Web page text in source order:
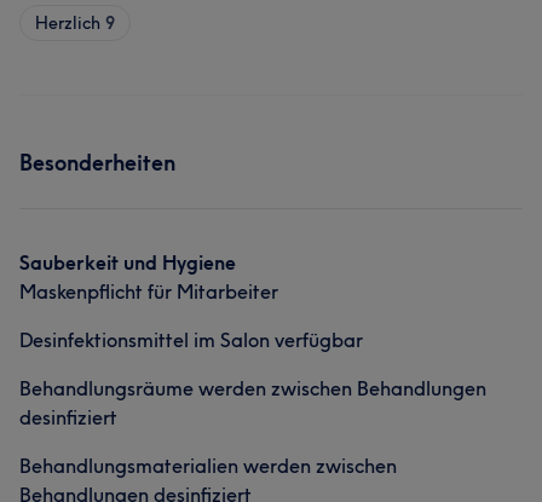
Herzlich 9
Besonderheiten
Sauberkeit und Hygiene
Maskenpflicht für Mitarbeiter
Desinfektionsmittel im Salon verfügbar
Behandlungsräume werden zwischen Behandlungen
desinfiziert
Behandlungsmaterialien werden zwischen
Behandlungen desinfiziert